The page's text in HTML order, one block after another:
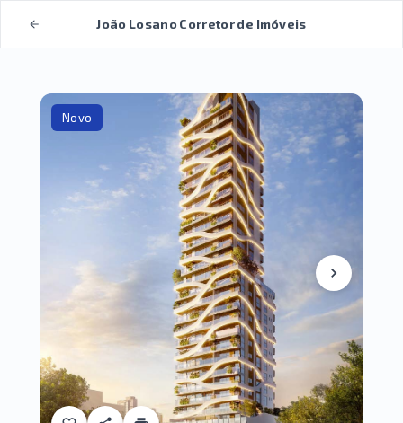
João Losano Corretor de Imóveis
Novo